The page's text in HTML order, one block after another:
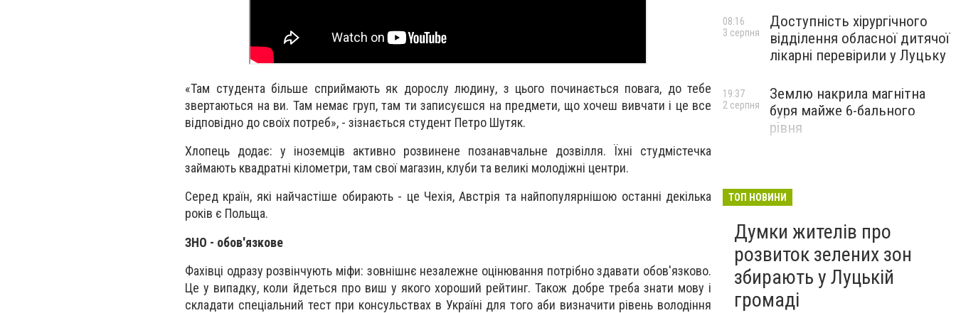
«Там студента більше сприймають як дорослу людину, з цього починається повага, до тебе
звертаються на ви. Там немає груп, там ти записуєшся на предмети, що хочеш вивчати і це все
відповідно до своїх потреб», - зізнається студент Петро Шутяк.
Хлопець додає: у іноземців активно розвинене позанавчальне дозвілля. Їхні студмістечка
займають квадратні кілометри, там свої магазин, клуби та великі молодіжні центри.
Серед країн, які найчастіше обирають - це Чехія, Австрія та найпопулярнішою останні декілька
років є Польща.
ЗНО - обов'язкове
Фахівці одразу розвінчують міфи: зовнішнє незалежне оцінювання потрібно здавати обов'язково.
Це у випадку, коли йдеться про виш у якого хороший рейтинг. Також добре треба знати мову і
складати спеціальний тест при консульствах в Україні для того аби визначити рівень володіння
Доступність хірургічного
відділення обласної дитячої
лікарні перевірили у Луцьку
08:16
3 серпня
Землю накрила магнітна
буря майже 6-бального
рівня
19:37
2 серпня
ТОП НОВИНИ
Думки жителів про
розвиток зелених зон
збирають у Луцькій
громаді